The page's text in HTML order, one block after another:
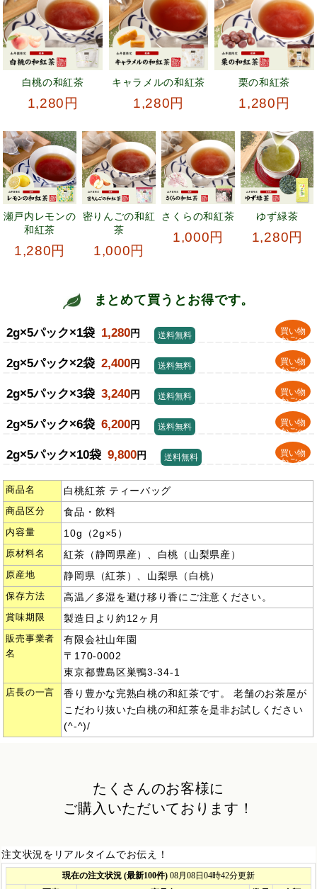
白桃の和紅茶
1,280円
キャラメルの和紅茶
1,280円
栗の和紅茶
1,280円
瀬戸内レモンの
和紅茶
1,280円
密りんごの和紅
茶
1,000円
さくらの和紅茶
1,000円
ゆず緑茶
1,280円
まとめて買うとお得です。
2g×5パック×1袋 1,280円
買い物
かごへ
送料無料
2g×5パック×2袋 2,400円
買い物
かごへ
送料無料
2g×5パック×3袋 3,240円
買い物
かごへ
送料無料
2g×5パック×6袋 6,200円
買い物
かごへ
送料無料
2g×5パック×10袋 9,800円
買い物
かごへ
送料無料
商品名 白桃紅茶 ティーバッグ
商品区分 食品・飲料
内容量 10g（2g×5）
原材料名 紅茶（静岡県産）、白桃（山梨県産）
原産地 静岡県（紅茶）、山梨県（白桃）
保存方法 高温／多湿を避け移り香にご注意ください。
賞味期限 製造日より約12ヶ月
販売事業者
名
有限会社山年園
〒170-0002
東京都豊島区巣鴨3-34-1
店長の一言
香り豊かな完熟白桃の和紅茶です。 老舗のお茶屋が
こだわり抜いた白桃の和紅茶を是非お試しください
(^-^)/
たくさんのお客様に
ご購入いただいております！
注文状況をリアルタイムでお伝え！